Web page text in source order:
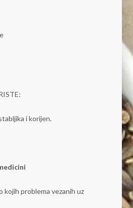
i korijen.
kojih problema vezanih uz